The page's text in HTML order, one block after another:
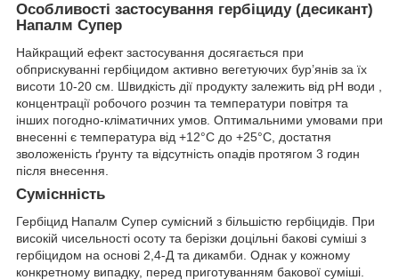
Особливості застосування гербіциду (десикант)
Напалм Супер
Найкращий ефект застосування досягається при
обприскуванні гербіцидом активно вегетуючих бур’янів за їх
висоти 10-20 см. Швидкість дії продукту залежить від pH води ,
концентрації робочого розчин та температури повітря та
інших погодно-кліматичних умов. Оптимальними умовами при
внесенні є температура від +12°С до +25°С, достатня
зволоженість ґрунту та відсутність опадів протягом 3 годин
після внесення.
Суміснність
Гербіцид Напалм Супер сумісний з більшістю гербіцидів. При
високій чисельності осоту та берізки доцільні бакові суміші з
гербіцидом на основі 2,4-Д та дикамби. Однак у кожному
конкретному випадку, перед приготуванням бакової суміші.